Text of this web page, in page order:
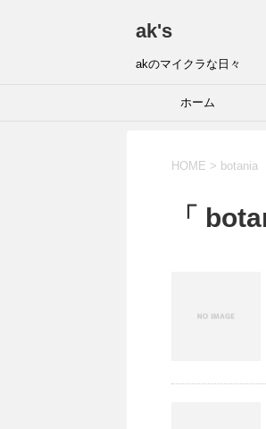
ak's
akのマイクラな日々
ホーム
HOME > botania
「